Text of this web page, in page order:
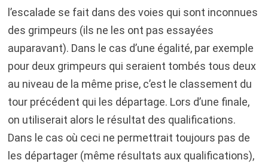
l’escalade se fait dans des voies qui sont inconnues
des grimpeurs (ils ne les ont pas essayées
auparavant). Dans le cas d’une égalité, par exemple
pour deux grimpeurs qui seraient tombés tous deux
au niveau de la même prise, c’est le classement du
tour précédent qui les départage. Lors d’une finale,
on utiliserait alors le résultat des qualifications.
Dans le cas où ceci ne permettrait toujours pas de
les départager (même résultats aux qualifications),